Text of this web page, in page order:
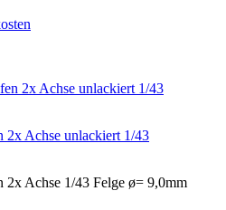
2x Achse unlackiert 1/43
2x Achse 1/43 Felge ø= 9,0mm